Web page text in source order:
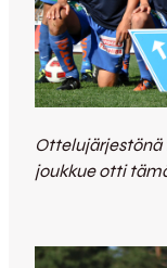
Ottelujärjestönä
joukkue otti